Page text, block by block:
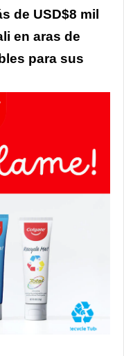
de USD$8 mil
en aras de
para sus